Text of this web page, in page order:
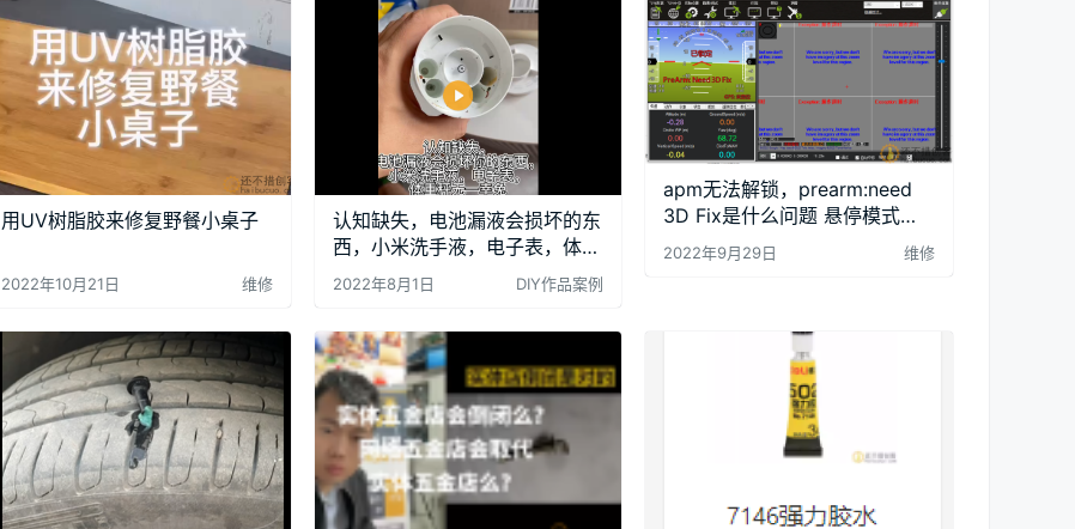
用UV树脂胶来修复野餐小桌子
2022年10月21日 维修
认知缺失，电池漏液会损坏的东
西，小米洗手液，电子表，体重
秤无一幸免
2022年8月1日 DIY作品案例
apm无法解锁，prearm:need
3D Fix是什么问题 悬停模式下
无法解锁的
2022年9月29日 维修